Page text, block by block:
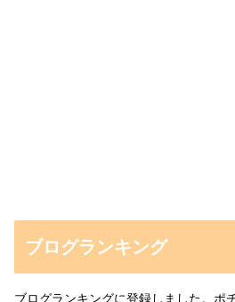
ブログランキング
ブログランキングに登録しました。ポ